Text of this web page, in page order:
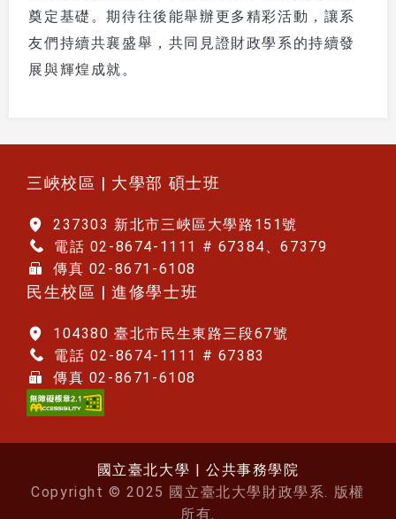
奠定基礎。期待往後能舉辦更多精彩活動，讓系
友們持續共襄盛舉，共同見證財政學系的持續發
展與輝煌成就。
三峽校區 | 大學部 碩士班
237303 新北市三峽區大學路151號
電話 02-8674-1111 # 67384、67379
傳真 02-8671-6108
民生校區 | 進修學士班
104380 臺北市民生東路三段67號
電話 02-8674-1111 # 67383
傳真 02-8671-6108
國立臺北大學 | 公共事務學院
Copyright © 2025 國立臺北大學財政學系. 版權
所有.